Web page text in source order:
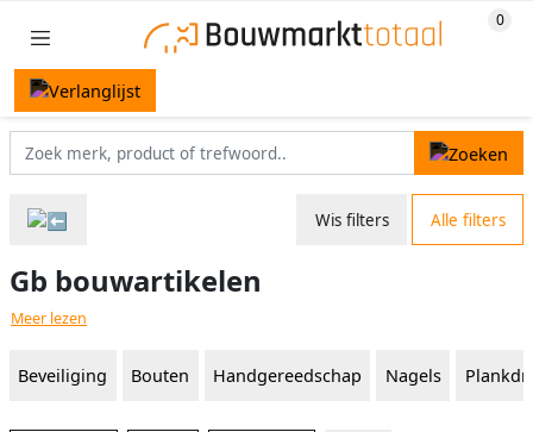
Wis filters Alle filters
Gb bouwartikelen
Meer lezen
Beveiliging Bouten Handgereedschap Nagels